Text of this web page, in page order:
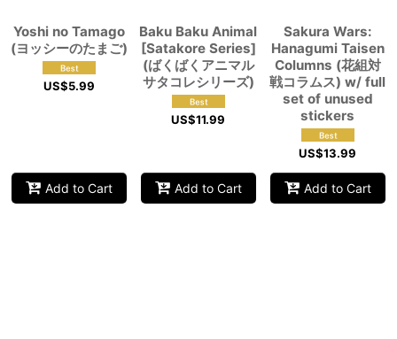
Yoshi no Tamago
(ヨッシーのたまご)
US$5.99
Add to Cart
Baku Baku Animal
[Satakore Series]
(ばくばくアニマル
サタコレシリーズ)
US$11.99
Add to Cart
Sakura Wars:
Hanagumi Taisen
Columns (花組対
戦コラムス) w/ full
set of unused
stickers
US$13.99
Add to Cart